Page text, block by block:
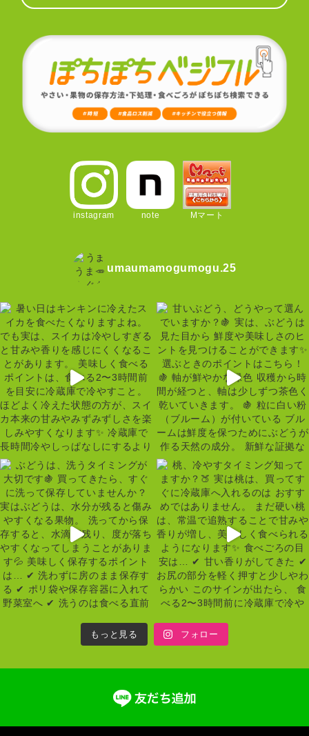
instagram note Mマート
umaumamogumogu.25
もっと見る フォロー